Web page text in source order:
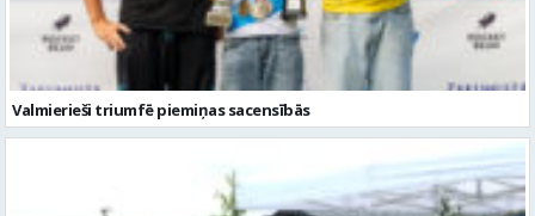
Valmierieši triumfē piemiņas sacensībās